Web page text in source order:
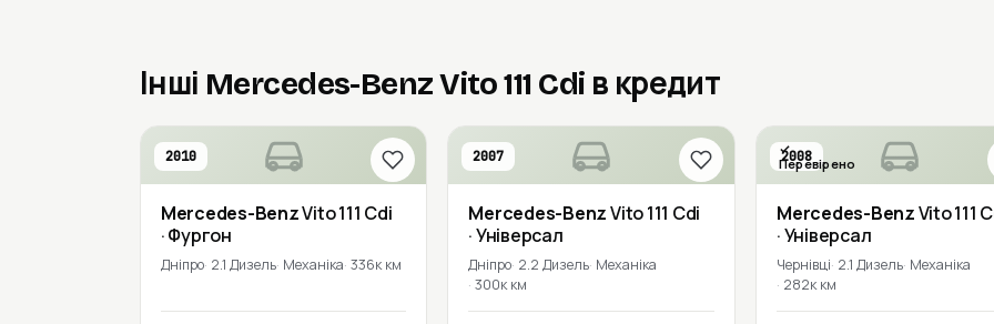
Інші Mercedes-Benz Vito 111 Cdi в кредит
2010
Mercedes-BenzVito 111 Cdi
· Фургон
Дніпро 2.1 Дизель Механіка 336к км
2007
Mercedes-BenzVito 111 Cdi
· Універсал
Дніпро 2.2 Дизель Механіка
300к км
2008
Перевірено
Mercedes-BenzVito 111
· Універсал
Чернівці 2.1 Дизель Механіка
282к км